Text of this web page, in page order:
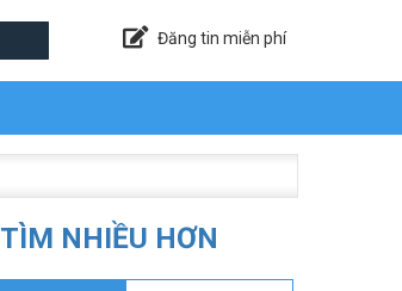
Đăng tin miễn phí
TÌM NHIỀU HƠN